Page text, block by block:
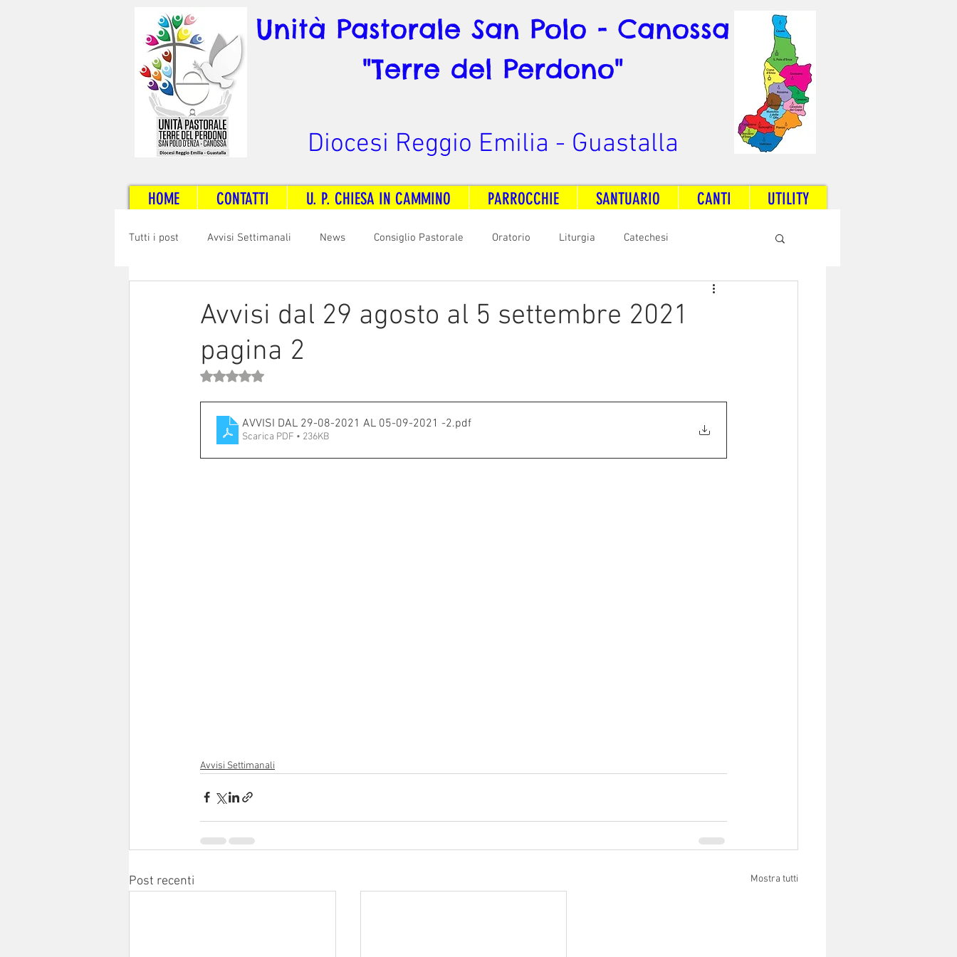
Unità Pastorale San Polo - Canossa
"Terre del Perdono"
Diocesi Reggio Emilia - Guastalla
HOME CONTATTI U. P. CHIESA IN CAMMINO PARROCCHIE SANTUARIO CANTI UTILITY
Tutti i post Avvisi Settimanali News Consiglio Pastorale Oratorio Liturgia Catechesi
Radio Dream Together
Sinodo 2021-23 Anziani e ammalati
Avvisi dal 29 agosto al 5 settembre 2021
pagina 2
Valutazione NaN stelle su 5.
AVVISI DAL 29-08-2021 AL 05-09-2021 -2.pdf
Scarica PDF • 236KB
Avvisi Settimanali
Post recenti Mostra tutti